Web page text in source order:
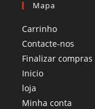
Mapa
Carrinho
Contacte-nos
Finalizar compras
Inicio
loja
Minha conta